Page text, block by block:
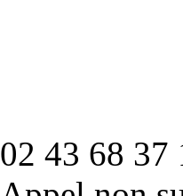
02 43 68 37